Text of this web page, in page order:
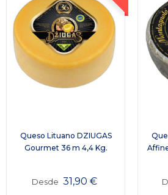
Queso Lituano DZIUGAS
Gourmet 36 m 4,4 Kg.
Desde 31,90€